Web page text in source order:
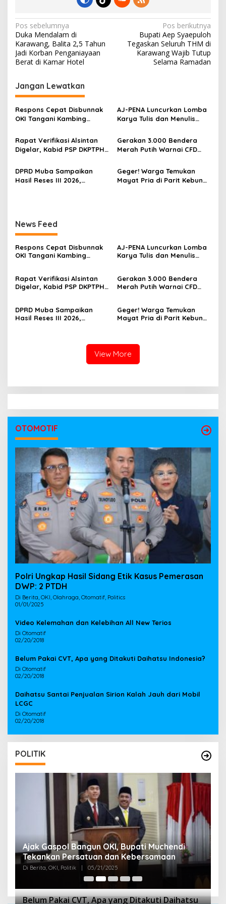
N
a
v
i
g
a
s
i
p
o
s
Pos sebelumnya
Duka Mendalam di
Karawang, Balita 2,5 Tahun
Jadi Korban Penganiayaan
Berat di Kamar Hotel
Pos berikutnya
Bupati Aep Syaepuloh
Tegaskan Seluruh THM di
Karawang Wajib Tutup
Selama Ramadan
Jangan Lewatkan
Respons Cepat Disbunnak
OKI Tangani Kambing
Peternak Diminta Waspadai
Penularan
‎AJ-PENA Luncurkan Lomba
Karya Tulis dan Menulis
Membangun Generasi
Jurnalis Muda Berdaya
Rapat Verifikasi Alsintan
Digelar, Kabid PSP DKPTPH
Sorotan Dugaan Gratifikasi
Gerakan 3.000 Bendera
Merah Putih Warnai CFD
HUT Ke-81 RI dengan
Semangat Persatuan
DPRD Muba Sampaikan
Hasil Reses III 2026,
Geger! Warga Temukan
Mayat Pria di Parit Kebun
News Feed
Respons Cepat Disbunnak
OKI Tangani Kambing
Penularan
‎AJ-PENA Luncurkan Lomba
Karya Tulis dan Menulis
Jurnalis Muda Berdaya
Saing
Rapat Verifikasi Alsintan
Digelar, Kabid PSP DKPTPH
Gerakan 3.000 Bendera
Merah Putih Warnai CFD
Semangat Persatuan
DPRD Muba Sampaikan
Hasil Reses III 2026,
Geger! Warga Temukan
Mayat Pria di Parit Kebun
View More
OTOMOTIF
Polri Ungkap Hasil Sidang Etik Kasus Pemerasan
DWP: 2 PTDH
Di Berita, OKI, Olahraga, Otomatif, Politics
01/01/2025
Video Kelemahan dan Kelebihan All New Terios
Di Otomatif
02/20/2018
Belum Pakai CVT, Apa yang Ditakuti Daihatsu Indonesia?
Di Otomatif
02/20/2018
Daihatsu Santai Penjualan Sirion Kalah Jauh dari Mobil
LCGC
Di Otomatif
02/20/2018
POLITIK
Ajak Gaspol Bangun OKI, Bupati Muchendi
Tekankan Persatuan dan Kebersamaan
Di Berita, OKI, Politik 05/21/2025
Belum Pakai CVT, Apa yang Ditakuti Daihatsu